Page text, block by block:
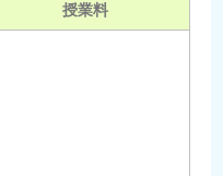
授業料